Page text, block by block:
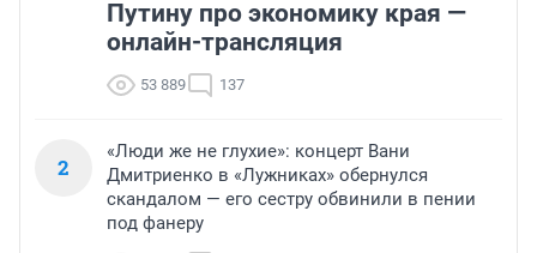
Путину про экономику края —
онлайн-трансляция
53 889 137
2
«Люди же не глухие»: концерт Вани
Дмитриенко в «Лужниках» обернулся
скандалом — его сестру обвинили в пении
под фанеру